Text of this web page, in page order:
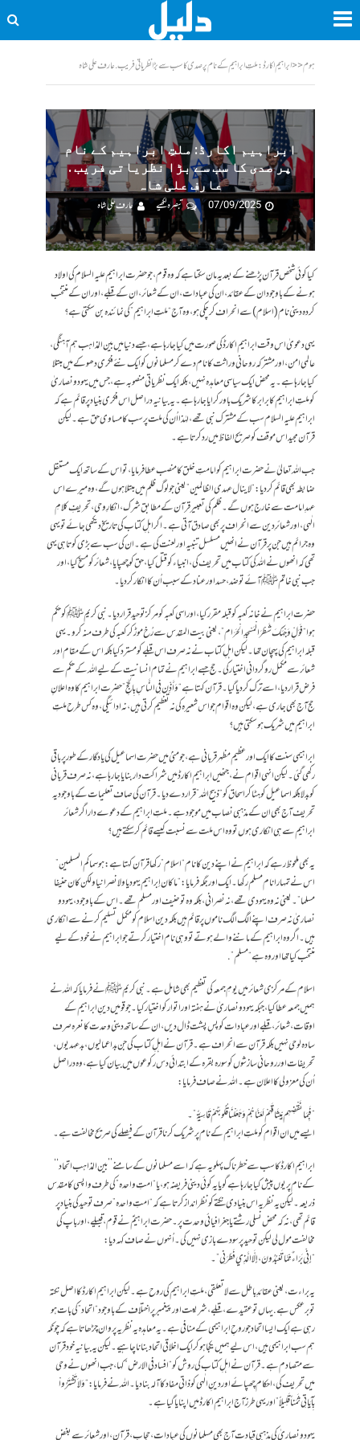
ہوم<<ابراہیم اکارڈ: ملتِ ابراہیم کے نام پر صدی کا سب سے بڑا نظریاتی فریب . عارف علی شاہ
ابراہیم اکارڈ: ملتِ ابراہیم کے نام
پر صدی کا سب سے بڑا نظریاتی فریب .
عارف علی شاہ
07/09/2025
تبصرہ لکھیے عارف علی شاہ
کیا کوئی شخص قرآن پڑھنے کے بعد یہ مان سکتا ہے کہ وہ قوم، جو حضرت ابراہیم علیہ السلام کی اولاد
ہونے کے باوجود ان کے عقائد، ان کی عبادات، ان کے شعائر، ان کے قبلے، اور ان کے منتخب
کردہ دینی نام (اسلام) سے انحراف کر چکی ہو، وہ آج “ملتِ ابراہیم” کی نمائندہ بن سکتی ہے؟
یہی دعویٰ اس وقت ابراہیم اکارڈ کی صورت میں کیا جا رہا ہے، جسے دنیا میں بین المذاہب ہم آہنگی،
عالمی امن، اور مشترکہ روحانی وراثت کا نام دے کر مسلمانوں کو ایک نئے فکری دھوکے میں مبتلا
کیا جا رہا ہے۔یہ محض ایک سیاسی معاہدہ نہیں، بلکہ ایک نظریاتی منصوبہ ہے، جس میں یہود و نصاریٰ
کو ملتِ ابراہیم کا برابر کا شریک باور کرایا جا رہا ہے۔ یہ بیانیہ دراصل اس فکری بنیاد پر قائم ہے کہ
ابراہیم علیہ السلام سب کے مشترک نبی تھے، لہٰذا اُن کی ملت پر سب کا مساوی حق ہے۔ لیکن
قرآن مجید اس موقف کو صریح الفاظ میں رد کرتا ہے۔
جب اللہ تعالیٰ نے حضرت ابراہیم کو امامتِ خلق کا منصب عطا فرمایا، تو اس کے ساتھ ایک مستقل
ضابطہ بھی قائم کر دیا: “لا ینال عہدی الظالمین” یعنی جو لوگ ظلم میں مبتلا ہوں گے، وہ میرے اس
عہدِ امامت سے خارج ہوں گے۔ ظلم کی تعبیر قرآن کے مطابق شرک، انکارِ وحی، تحریفِ کلامِ
الٰہی، اور شعائرِ دین سے انحراف پر بھی صادق آتی ہے۔ اگر اہلِ کتاب کی تاریخ دیکھی جائے تو یہی
وہ جرائم ہیں جن پر قرآن نے انھیں مسلسل تنبیہ اور لعنت کی ہے۔ ان کی سب سے بڑی کوتاہی یہی
تھی کہ انھوں نے اللہ کی کتاب میں تحریف کی، انبیاء کو قتل کیا، حق کو چھپایا، شعائر کو مسخ کیا، اور
جب نبی خاتم ﷺ آئے تو ضد، حسد اور عناد کے سبب اُن کا انکار کر دیا۔
حضرت ابراہیم نے خانہ کعبہ کو قبلہ مقرر کیا، اور اسی کعبہ کو مرکز توحید قرار دیا۔ نبی کریم ﷺ کو حکم
ہوا “فَوَلِّ وَجْهَكَ شَطْرَ الْمَسْجِدِ الْحَرَام”، یعنی بیت المقدس سے رُخ موڑ کر کعبہ کی طرف منہ کرو۔ یہی
قبلہ ابراہیم کی پہچان تھا۔ لیکن اہلِ کتاب نے نہ صرف اس قبلے کو مسترد کیا بلکہ اس کے مقام اور
شعائر سے مکمل روگردانی اختیار کی۔ حج جسے ابراہیم نے تمام انسانیت کے لیے اللہ کے حکم سے
فرض قرار دیا، اسے ترک کر دیا گیا۔ قرآن کہتا ہے “وَأَذِّن فِی النَّاسِ بِالْحَجِّ” حضرت ابراہیم کا وہ اعلانِ
حج آج بھی جاری ہے، لیکن وہ اقوام جو اس شعیرہ کی نہ تعظیم کرتی ہیں، نہ ادائیگی، وہ کس طرح ملتِ
ابراہیم میں شریک ہو سکتی ہیں؟
ابراہیمی سنت کا ایک اور عظیم مظہر قربانی ہے، جو منیٰ میں حضرت اسماعیل کی یادگار کے طور پر باقی
رکھی گئی۔ لیکن انہی اقوام نے، جنھیں ابراہیم اکارڈ میں شراکت دار بنایا جا رہا ہے، نہ صرف قربانی
کو بدلا بلکہ اسماعیل کو ہٹا کر اسحاق کو “ذبیح اللہ” قرار دے دیا۔ قرآن کی صاف تعلیمات کے باوجود یہ
تحریف آج بھی ان کے مذہبی نصاب میں موجود ہے۔ ملتِ ابراہیم کے دعوے دار اگر شعائر
ابراہیم سے ہی انکاری ہوں تو وہ اس ملت سے نسبت کیسے قائم کر سکتے ہیں؟
یہ بھی ملحوظ رہے کہ ابراہیم نے اپنے دین کا نام “اسلام” رکھا قرآن کہتا ہے: هو سماكم المسلمين”
اس نے تمہارا نام مسلم رکھا۔ ایک اور جگہ فرمایا: “ما كان إبراهيم يهوديا ولا نصرانيا ولكن كان حنيفا
مسلما”۔ یعنی نہ وہ یہودی تھے، نہ نصرانی، بلکہ وہ تو حنیف اور مسلم تھے۔ اس کے باوجود، یہود و
نصاریٰ نہ صرف اپنے الگ الگ ناموں پر قائم ہیں بلکہ دین اسلام کو مکمل تسلیم کرنے سے انکاری
ہیں۔ اگر وہ ابراہیم کے ماننے والے ہوتے تو وہی نام اختیار کرتے جو ابراہیم نے خود کے لیے
منتخب کیا تھا اور وہ ہے “مسلم”.
اسلام کے مرکزی شعائر میں یومِ جمعہ کی تعظیم بھی شامل ہے۔ نبی کریم ﷺ نے فرمایا کہ اللہ نے
ہمیں جمعہ عطا کیا، جبکہ یہود و نصاریٰ نے ہفتہ اور اتوار کو اختیار کیا۔ جو قومیں دینِ ابراہیم کے
اوقات، شعائر، قبلے اور عبادات کو پسِ پشت ڈال دیں، ان کے ساتھ دینی وحدت کا نعرہ صرف
سادہ لوحی نہیں بلکہ قرآن سے انحراف ہے۔قرآن نے اہلِ کتاب کی جن بداعمالیوں، بدعہدیوں،
تحریفات اور روحانی سازشوں کو سورہ بقرہ کے ابتدائی دس رکوعوں میں بیان کیا ہے، وہ دراصل
اُن کی معزولی کا اعلان ہے۔ اللہ نے صاف فرمایا:
“فَبِمَا نَقْضِهِم مِّيثَاقَهُمْ لَعَنَّاهُمْ وَجَعَلْنَا قُلُوبَهُمْ قَاسِيَةً”۔
ایسے میں ان اقوام کو ملتِ ابراہیم کے نام پر شریک کرنا قرآن کے فیصلے کی صریح مخالفت ہے۔
ابراہیم اکارڈ کا سب سے خطرناک پہلو یہ ہے کہ اسے مسلمانوں کے سامنے ’’بین المذاہب اتحاد‘‘
کے نام پر یوں پیش کیا جا رہا ہے گویا یہ کوئی دینی فریضہ ہو، یا “امتِ واحدہ” کی طرف واپسی کا مقدس
ذریعہ۔ لیکن یہ نظریہ اس بنیادی نکتے کو نظر انداز کرتا ہے کہ “امتِ واحدہ” صرف توحید کی بنیاد پر
قائم تھی، نہ کہ محض نسلی رشتے یا جغرافیائی وحدت پر۔حضرت ابراہیمؑ نے قوم، قبیلے، اور باپ کی
مخالفت مول لی لیکن توحید پر سودے بازی نہیں کی۔ اُنہوں نے صاف کہہ دیا:
“إِنِّي بَرَاءٌ مِّمَّا تَعْبُدُونَ، إِلَّا الَّذِي فَطَرَنِي”۔
یہ براءت، یعنی عقائدِ باطل سے لا تعلقی، ملتِ ابراہیم کی روح ہے۔ لیکن ابراہیم اکارڈ کا اصل نکتہ
تو برعکس ہے . یہاں تو عقیدے، قبلے، شریعت اور پیغمبر پر اختلاف کے باوجود “اتحاد” کی بات ہو
رہی ہے ایک ایسا اتحاد جو روحِ ابراہیمی کے منافی ہے۔یہ معاہدہ یہ نظریہ پروان چڑھاتا ہے کہ چونکہ
ہم سب ابراہیمی ہیں، اس لیے ہمیں یکجا ہو کر ایک اخلاقی اتحاد بنانا چاہیے۔ لیکن یہ بیانیہ خود قرآن
سے متصادم ہے۔ قرآن نے اہلِ کتاب کی روش کو “افساد فی الارض” کہا،جب انھوں نے وحی
میں تحریف کی، احکام چھپائے اور دینِ الٰہی کو ذاتی مفاد کا آلہ بنا دیا۔ اللہ نے فرمایا: “وَلاَ تَشْتَرُواْ
بِآيَاتِي ثَمَناً قَلِيلاً” اور یہی طرز آج ابراہیم اکارڈ میں اپنایا گیا ہے۔
یہود و نصاریٰ کی مذہبی قیادت آج بھی مسلمانوں کی عبادات، حجاب، قرآن، اور شعائر سے بغض